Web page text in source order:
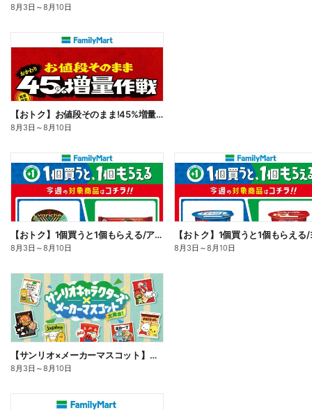
8月3日 ～8月10日
【おトク】お値段そのまま!45%増量作戦!
8月3日 ～8月10日
【おトク】1個買うと1個もらえる/アイス
8月3日 ～8月10日 8月3日 ～8月10日
【サンリオ×メーカーマスコット】オリジナルグッズ貰える!
8月3日 ～8月10日